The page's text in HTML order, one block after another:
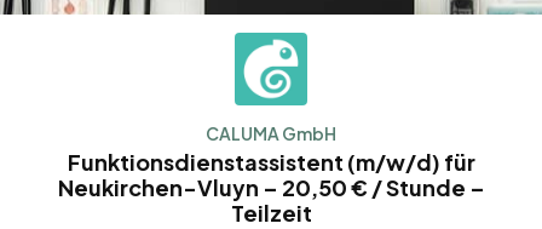
CALUMA GmbH
Funktionsdienstassistent (m/w/d) für
Neukirchen-Vluyn – 20,50 € / Stunde –
Teilzeit